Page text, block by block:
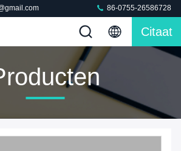
86-0755-26586728
Citaat